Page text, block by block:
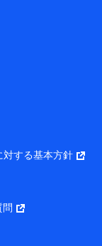
を行うため
プ 代表取締役
ネット日本橋
取締役社長 吉
対する基本方針